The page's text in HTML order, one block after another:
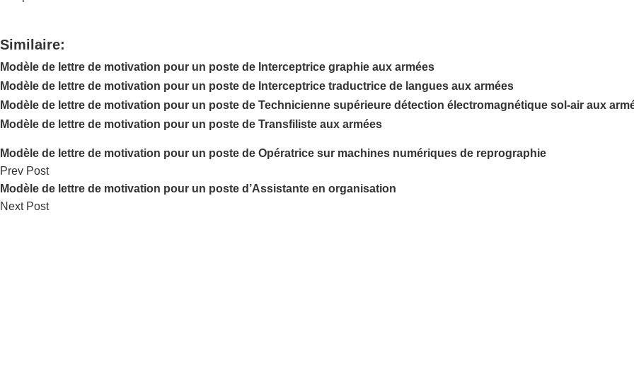
Similaire:
Modèle de lettre de motivation pour un poste de Interceptrice graphie aux armées
Modèle de lettre de motivation pour un poste de Interceptrice traductrice de langues aux armées
Modèle de lettre de motivation pour un poste de Technicienne supérieure détection électromagnétique sol-air aux
Modèle de lettre de motivation pour un poste de Transfiliste aux armées
Modèle de lettre de motivation pour un poste de Opératrice sur machines numériques de reprographie
Prev Post
Modèle de lettre de motivation pour un poste d’Assistante en organisation
Next Post